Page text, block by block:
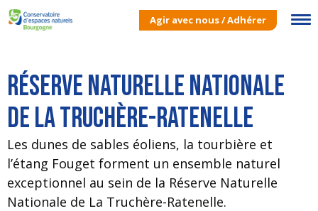
Agir avec nous / Adhérer
Réserve Naturelle Nationale
de La Truchère-Ratenelle
Les dunes de sables éoliens, la tourbière et
l’étang Fouget forment un ensemble naturel
exceptionnel au sein de la Réserve Naturelle
Nationale de La Truchère-Ratenelle.